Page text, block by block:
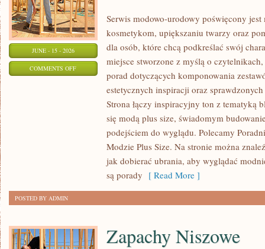
JUNE - 15 - 2026
COMMENTS OFFON
Serwis modowo-urodowy poświęcony
kosmetykom, upiększaniu twarzy oraz
dla osób, które chcą podkreślać swój
miejsce stworzone z myślą o
porad dotyczących komponowania
estetycznych inspiracji oraz
Strona łączy inspiracyjny ton z tematyką
się modą plus size, świadomym
podejściem do wyglądu. Polecamy
Modzie Plus Size. Na stronie można
jak dobierać ubrania, aby wyglądać
są porady [ Read More ]
POSTED BY ADMIN
Zapachy Niszowe